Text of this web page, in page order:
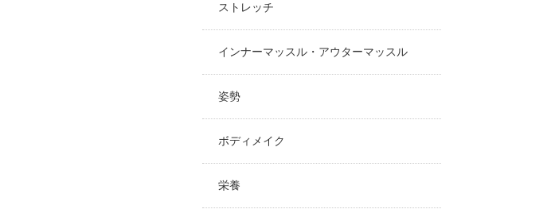
ストレッチ
インナーマッスル・アウターマッスル
姿勢
ボディメイク
栄養